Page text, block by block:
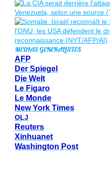
MEDIAS GENERALISTES
AFP
Der Spiegel
Die Welt
Le Figaro
Le Monde
New York Times
OLJ
Reuters
Xinhuanet
Washington Post